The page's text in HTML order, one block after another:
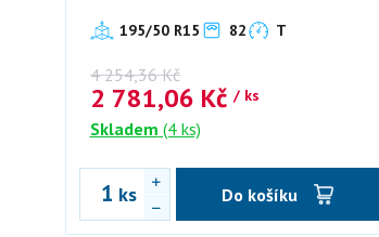
195/50 R15 82 T
4 254,36 Kč
2 781,06 Kč / ks
Skladem (4 ks)
ks Do košíku